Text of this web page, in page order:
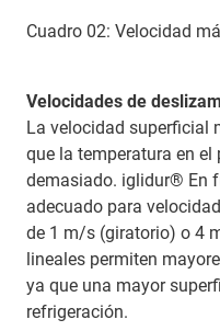
Cuadro 02: Velocidad
Velocidades de
La velocidad superficial
que la temperatura en
demasiado. iglidur® En
adecuado para
de 1 m/s (giratorio) o 4
lineales permiten
ya que una mayor
refrigeración.